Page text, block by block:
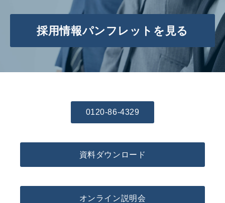
採用情報パンフレットを見る
0120-86-4329
資料ダウンロード
オンライン説明会